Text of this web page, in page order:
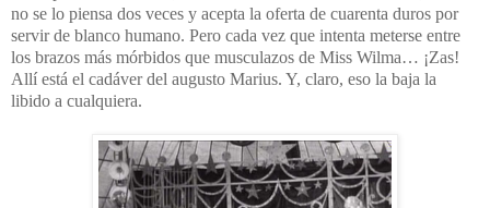
no se lo piensa dos veces y acepta la oferta de cuarenta duros por
servir de blanco humano. Pero cada vez que intenta meterse entre
los brazos más mórbidos que musculazos de Miss Wilma… ¡Zas!
Allí está el cadáver del augusto Marius. Y, claro, eso la baja la
libido a cualquiera.